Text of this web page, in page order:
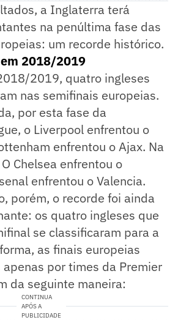
a Inglaterra terá
na penúltima fase das
um recorde histórico.
2018/2019
2019, quatro ingleses
nas semifinais europeias.
por esta fase da
o Liverpool enfrentou o
enfrentou o Ajax. Na
Chelsea enfrentou o
enfrentou o Valencia.
porém, o recorde foi ainda
os quatro ingleses que
se classificaram para a
as finais europeias
por times da Premier
da seguinte maneira:
CONTINUA
APÓS A
PUBLICIDADE